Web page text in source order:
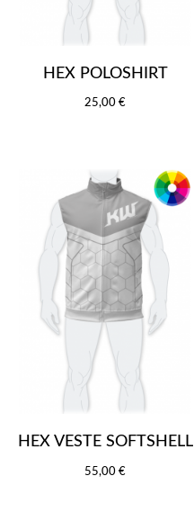
HEX POLOSHIRT
25,00 €
HEX VESTE SOFTSHELL
55,00 €